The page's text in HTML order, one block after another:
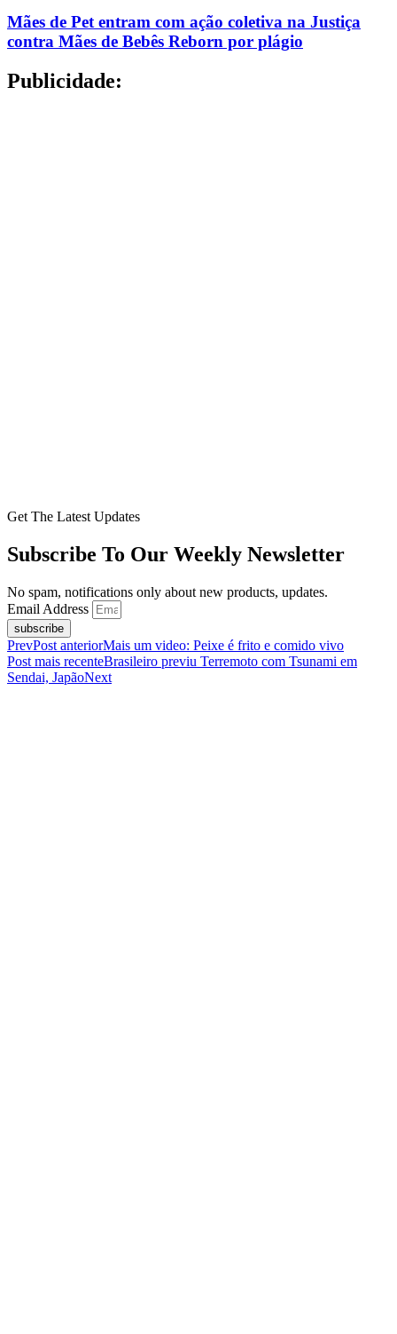
Mães de Pet entram com ação coletiva na Justiça
contra Mães de Bebês Reborn por plágio
Publicidade:
Get The Latest Updates
Subscribe To Our Weekly Newsletter
No spam, notifications only about new products, updates.
Email Address
subscribe
PrevPost anteriorMais um video: Peixe é frito e comido vivo
Post mais recenteBrasileiro previu Terremoto com Tsunami em
Sendai, JapãoNext